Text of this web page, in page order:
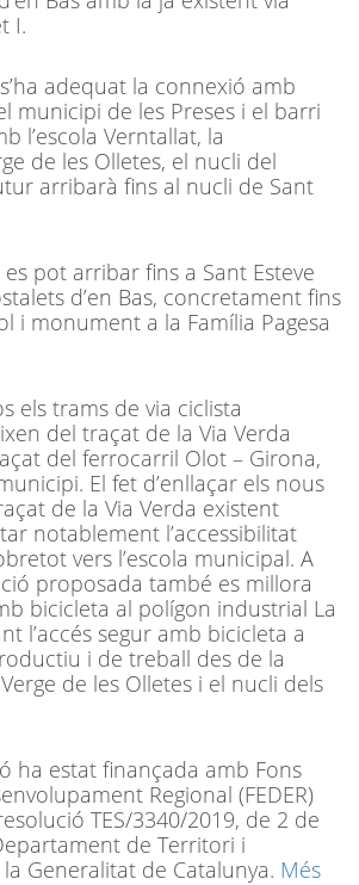
I.
adequat la connexió amb
municipi de les Preses i el barri
l’escola Verntallat, la
de les Olletes, el nucli del
arribarà fins al nucli de Sant
pot arribar fins a Sant Esteve
d’en Bas, concretament fins
i monument a la Família Pagesa
els trams de via ciclista
del traçat de la Via Verda
del ferrocarril Olot – Girona,
El fet d’enllaçar els nous
de la Via Verda existent
notablement l’accessibilitat
vers l’escola municipal. A
proposada també es millora
bicicleta al polígon industrial La
l’accés segur amb bicicleta a
i de treball des de la
de les Olletes i el nucli dels
ha estat finançada amb Fons
Regional (FEDER)
TES/3340/2019, de 2 de
de Territori i
Generalitat de Catalunya. Més